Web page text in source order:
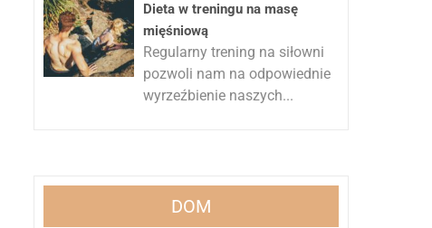
Dieta w treningu na masę
mięśniową
Regularny trening na siłowni
pozwoli nam na odpowiednie
wyrzeźbienie naszych...
DOM